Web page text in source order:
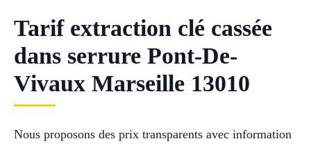
Tarif extraction clé cassée
dans serrure Pont-De-
Vivaux Marseille 13010
Nous proposons des prix transparents avec information